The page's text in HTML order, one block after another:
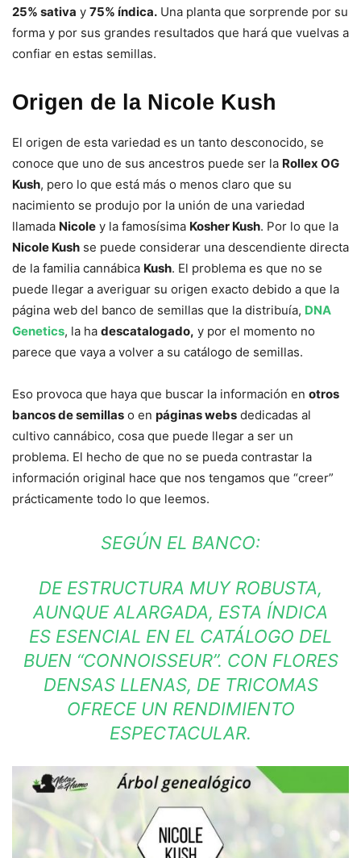
25% sativa y 75% índica. Una planta que sorprende por su
forma y por sus grandes resultados que hará que vuelvas a
confiar en estas semillas.
Origen de la Nicole Kush
El origen de esta variedad es un tanto desconocido, se
conoce que uno de sus ancestros puede ser la Rollex OG
Kush, pero lo que está más o menos claro que su
nacimiento se produjo por la unión de una variedad
llamada Nicole y la famosísima Kosher Kush. Por lo que la
Nicole Kush se puede considerar una descendiente directa
de la familia cannábica Kush. El problema es que no se
puede llegar a averiguar su origen exacto debido a que la
página web del banco de semillas que la distribuía, DNA
Genetics, la ha descatalogado, y por el momento no
parece que vaya a volver a su catálogo de semillas.
Eso provoca que haya que buscar la información en otros
bancos de semillas o en páginas webs dedicadas al
cultivo cannábico, cosa que puede llegar a ser un
problema. El hecho de que no se pueda contrastar la
información original hace que nos tengamos que “creer”
prácticamente todo lo que leemos.
SEGÚN EL BANCO:
DE ESTRUCTURA MUY ROBUSTA,
AUNQUE ALARGADA, ESTA ÍNDICA
ES ESENCIAL EN EL CATÁLOGO DEL
BUEN “CONNOISSEUR”. CON FLORES
DENSAS LLENAS, DE TRICOMAS
OFRECE UN RENDIMIENTO
ESPECTACULAR.